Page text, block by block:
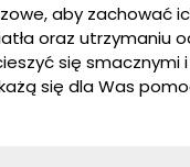
aby zachować
oraz utrzymaniu
się smacznymi
się dla Was